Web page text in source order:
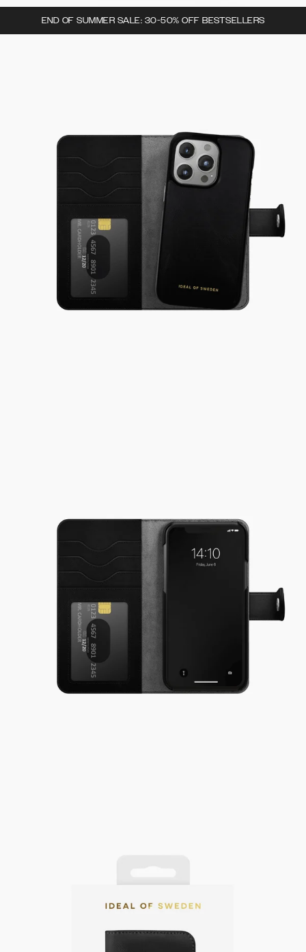
END OF SUMMER SALE: 30-50% OFF BESTSELLERS